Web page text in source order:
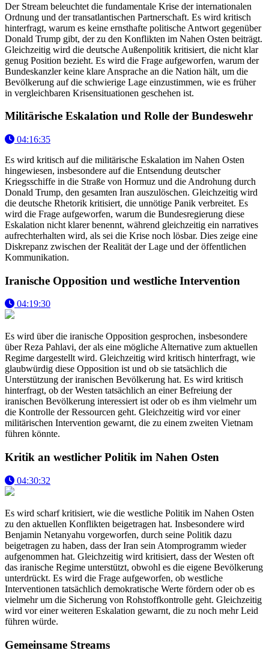
Der Stream beleuchtet die fundamentale Krise der internationalen
Ordnung und der transatlantischen Partnerschaft. Es wird kritisch
hinterfragt, warum es keine ernsthafte politische Antwort gegenüber
Donald Trump gibt, der zu den Konflikten im Nahen Osten beiträgt.
Gleichzeitig wird die deutsche Außenpolitik kritisiert, die nicht klar
genug Position bezieht. Es wird die Frage aufgeworfen, warum der
Bundeskanzler keine klare Ansprache an die Nation hält, um die
Bevölkerung auf die schwierige Lage einzustimmen, wie es früher
in vergleichbaren Krisensituationen geschehen ist.
Militärische Eskalation und Rolle der Bundeswehr
04:16:35
Es wird kritisch auf die militärische Eskalation im Nahen Osten
hingewiesen, insbesondere auf die Entsendung deutscher
Kriegsschiffe in die Straße von Hormuz und die Androhung durch
Donald Trump, den gesamten Iran auszulöschen. Gleichzeitig wird
die deutsche Rhetorik kritisiert, die unnötige Panik verbreitet. Es
wird die Frage aufgeworfen, warum die Bundesregierung diese
Eskalation nicht klarer benennt, während gleichzeitig ein narratives
aufrechterhalten wird, als sei die Krise noch lösbar. Dies zeige eine
Diskrepanz zwischen der Realität der Lage und der öffentlichen
Kommunikation.
Iranische Opposition und westliche Intervention
04:19:30
Es wird über die iranische Opposition gesprochen, insbesondere
über Reza Pahlavi, der als eine mögliche Alternative zum aktuellen
Regime dargestellt wird. Gleichzeitig wird kritisch hinterfragt, wie
glaubwürdig diese Opposition ist und ob sie tatsächlich die
Unterstützung der iranischen Bevölkerung hat. Es wird kritisch
hinterfragt, ob der Westen tatsächlich an einer Befreiung der
iranischen Bevölkerung interessiert ist oder ob es ihm vielmehr um
die Kontrolle der Ressourcen geht. Gleichzeitig wird vor einer
militärischen Intervention gewarnt, die zu einem zweiten Vietnam
führen könnte.
Kritik an westlicher Politik im Nahen Osten
04:30:32
Es wird scharf kritisiert, wie die westliche Politik im Nahen Osten
zu den aktuellen Konflikten beigetragen hat. Insbesondere wird
Benjamin Netanyahu vorgeworfen, durch seine Politik dazu
beigetragen zu haben, dass der Iran sein Atomprogramm wieder
aufgenommen hat. Gleichzeitig wird kritisiert, dass der Westen oft
das iranische Regime unterstützt, obwohl es die eigene Bevölkerung
unterdrückt. Es wird die Frage aufgeworfen, ob westliche
Interventionen tatsächlich demokratische Werte fördern oder ob es
vielmehr um die Sicherung von Rohstoffkontrolle geht. Gleichzeitig
wird vor einer weiteren Eskalation gewarnt, die zu noch mehr Leid
führen würde.
Gemeinsame Streams